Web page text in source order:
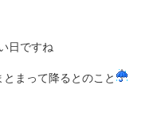
日ですね
まって降るとのこと